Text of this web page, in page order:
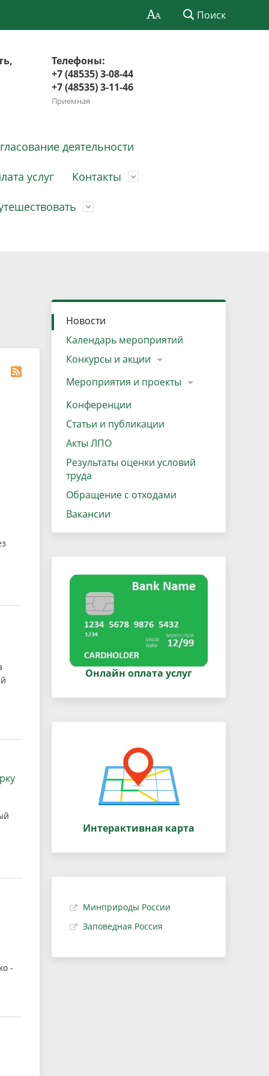
Поиск
Телефоны:
+7 (48535) 3-08-44
+7 (48535) 3-11-46
Приемная
Озеро Плещеево
Вакансии
деятельности
Экологические тропы и туристские
маршруты
Прокат велосипедов
Адрес, телефон, схема проезда
Результаты оценки условий труда
услуг Контакты
Интерактивная карта
Кадастр объектов животного мира, не
отнесенных к объектам охоты
-
Новости
Календарь мероприятий
Конкурсы и акции
Мероприятия и проекты
Конференции
Статьи и публикации
Акты ЛПО
Результаты оценки условий
труда
Обращение с отходами
Вакансии
Онлайн оплата услуг
Интерактивная карта
Минприроды России
Заповедная Россия